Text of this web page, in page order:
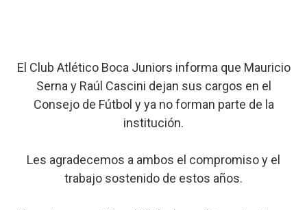
El Club Atlético Boca Juniors informa que Mauricio
Serna y Raúl Cascini dejan sus cargos en el
Consejo de Fútbol y ya no forman parte de la
institución.
Les agradecemos a ambos el compromiso y el
trabajo sostenido de estos años.